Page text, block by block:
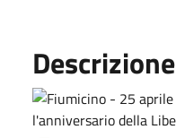
Descrizione